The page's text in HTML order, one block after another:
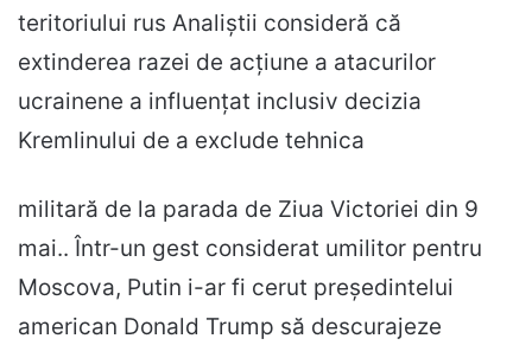
teritoriului rus Analiștii consideră că
extinderea razei de acțiune a atacurilor
ucrainene a influențat inclusiv decizia
Kremlinului de a exclude tehnica
militară de la parada de Ziua Victoriei din 9
mai.. Într-un gest considerat umilitor pentru
Moscova, Putin i-ar fi cerut președintelui
american Donald Trump să descurajeze